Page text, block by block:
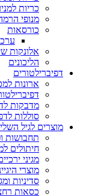
כריות
מנופי
כורסאות
אלונקות
הליכונים
דפיברילטורים
ארונות
מדבקות
סוללות
מוצרים לגיל
תחבושות
חיתולים
מגיני
מוצרי
סדיניות
כסאות